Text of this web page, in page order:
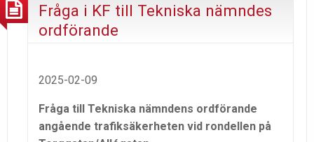
Fråga i KF till Tekniska nämndes
ordförande
2025-02-09
Fråga till Tekniska nämndens ordförande
angående trafiksäkerheten vid rondellen på